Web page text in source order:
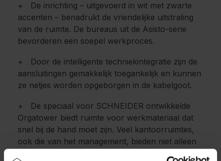
+ De inrichting – uitgevoerd in wit met zwarte
accenten – benadrukt de vriendelijke uitstraling
van de ruimte. De bureaus uit de Asisto-serie
bevorderen een soepel werkproces.
+ Door de intelligente techniekintegratie zijn de
aansluitingen gemakkelijk toegankelijk en kunnen
ze netjes worden opgeborgen in de kabelgoot.
+ De speciaal voor SCHNEIDER ontwikkelde
Orgatower biedt ruimte voor werkmateriaal dat
snel bij de hand moet zijn. Veel kantoorruimtes,
ook die van het management, bieden niet alleen